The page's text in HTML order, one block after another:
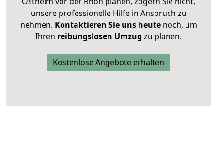
unsere professionelle Hilfe in Anspruch zu
nehmen. Kontaktieren Sie uns heutenoch, um
Ihren reibungslosen Umzug zu planen.
Kostenlose Angebote erhalten